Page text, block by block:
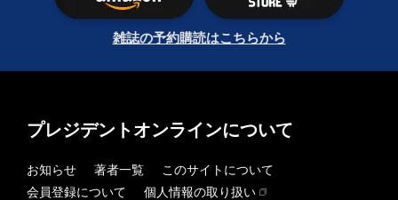
雑誌の予約購読はこちらから
プレジデントオンラインについて
お知らせ 著者一覧
このサイトについて
会員登録について
個人情報の取り扱い